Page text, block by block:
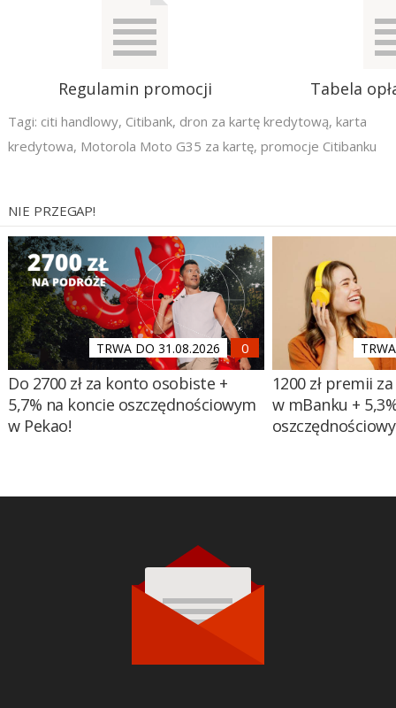
Regulamin promocji Tabela
Tagi: citi handlowy, Citibank, dron za kartę kredytową, karta
kredytowa, Motorola Moto G35 za kartę, promocje Citibanku
NIE PRZEGAP!
TRWA DO 31.08.2026
Do 2700 zł za konto osobiste +
5,7% na koncie oszczędnościowym
w Pekao!
1200 zł premii
w mBanku +